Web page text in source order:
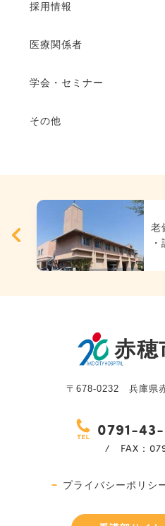
採用情報
医療関係者
学会・セミナー
その他
老
〒678-0232 兵庫県
0791-
/ FAX：
プライバシーポリシ